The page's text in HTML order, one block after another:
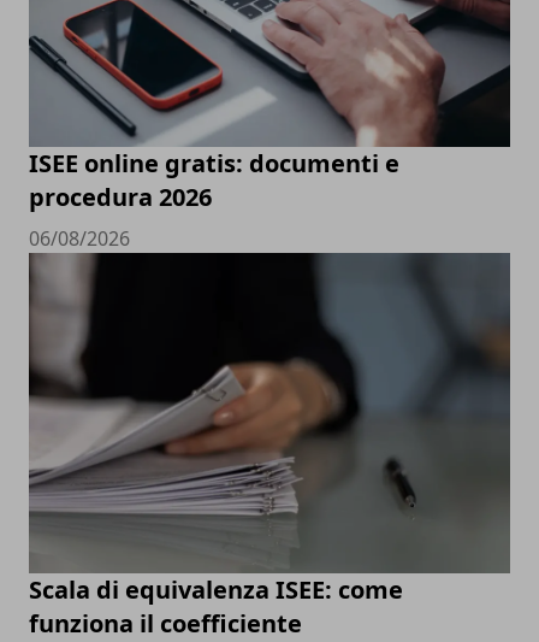
ISEE online gratis: documenti e
procedura 2026
06/08/2026
Scala di equivalenza ISEE: come
funziona il coefficiente